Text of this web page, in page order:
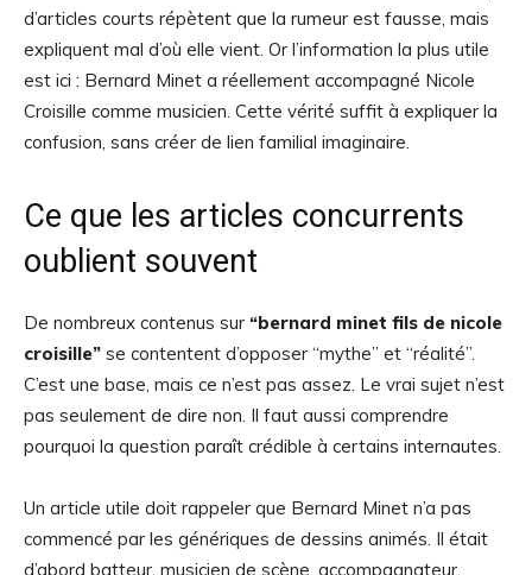
d’articles courts répètent que la rumeur est fausse, mais
expliquent mal d’où elle vient. Or l’information la plus utile
est ici : Bernard Minet a réellement accompagné Nicole
Croisille comme musicien. Cette vérité suffit à expliquer la
confusion, sans créer de lien familial imaginaire.
Ce que les articles concurrents
oublient souvent
De nombreux contenus sur “bernard minet fils de nicole
croisille” se contentent d’opposer “mythe” et “réalité”.
C’est une base, mais ce n’est pas assez. Le vrai sujet n’est
pas seulement de dire non. Il faut aussi comprendre
pourquoi la question paraît crédible à certains internautes.
Un article utile doit rappeler que Bernard Minet n’a pas
commencé par les génériques de dessins animés. Il était
d’abord batteur, musicien de scène, accompagnateur.